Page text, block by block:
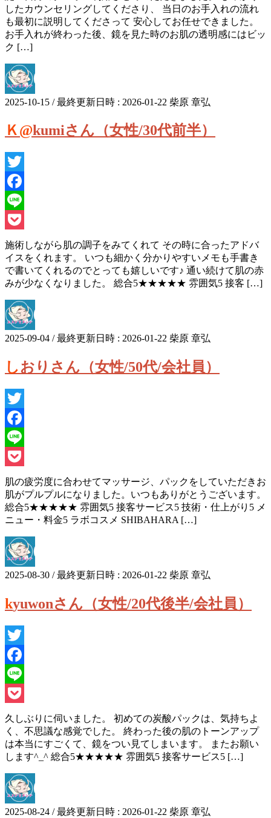
したカウンセリングしてくださり、 当日のお手入れの流れ
も最初に説明してくださって 安心してお任せできました。
お手入れが終わった後、鏡を見た時のお肌の透明感にはビッ
ク […]
2025-10-15 / 最終更新日時 : 2026-01-22 柴原 章弘
Ｋ@kumiさん（女性/30代前半）
Twitter
Facebook
Line
Pocket
施術しながら肌の調子をみてくれて その時に合ったアドバ
イスをくれます。 いつも細かく分かりやすいメモも手書き
で書いてくれるのでとっても嬉しいです♪ 通い続けて肌の赤
みが少なくなりました。 総合5★★★★★ 雰囲気5 接客 […]
2025-09-04 / 最終更新日時 : 2026-01-22 柴原 章弘
しおりさん（女性/50代/会社員）
Twitter
Facebook
Line
Pocket
肌の疲労度に合わせてマッサージ、パックをしていただきお
肌がプルプルになりました。いつもありがとうございます。
総合5★★★★★ 雰囲気5 接客サービス5 技術・仕上がり5 メ
ニュー・料金5 ラボコスメ SHIBAHARA […]
2025-08-30 / 最終更新日時 : 2026-01-22 柴原 章弘
kyuwonさん（女性/20代後半/会社員）
Twitter
Facebook
Line
Pocket
久しぶりに伺いました。 初めての炭酸パックは、気持ちよ
く、不思議な感覚でした。 終わった後の肌のトーンアップ
は本当にすごくて、鏡をつい見てしまいます。 またお願い
します^_^ 総合5★★★★★ 雰囲気5 接客サービス5 […]
2025-08-24 / 最終更新日時 : 2026-01-22 柴原 章弘